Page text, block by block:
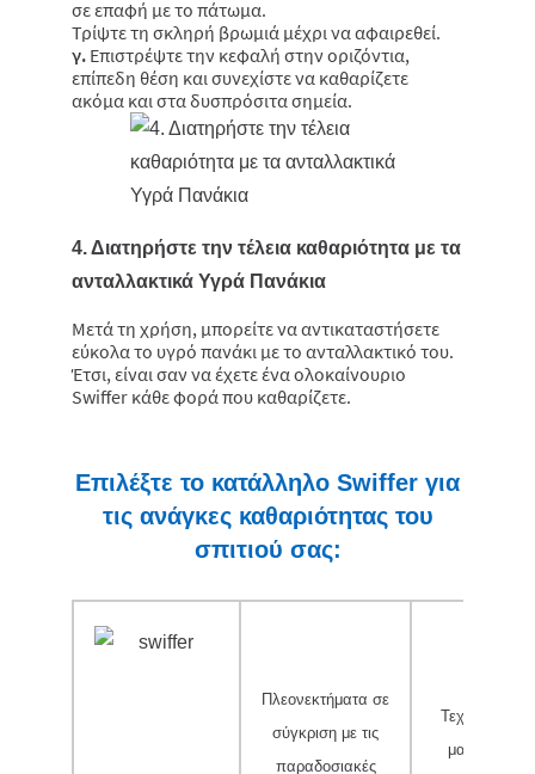
σε επαφή με το πάτωμα.
Τρίψτε τη σκληρή βρωμιά μέχρι να αφαιρεθεί.
γ. Επιστρέψτε την κεφαλή στην οριζόντια,
επίπεδη θέση και συνεχίστε να καθαρίζετε
ακόμα και στα δυσπρόσιτα σημεία.
4. Διατηρήστε την τέλεια καθαριότητα με τα
ανταλλακτικά Υγρά Πανάκια
Μετά τη χρήση, μπορείτε να αντικαταστήσετε
εύκολα το υγρό πανάκι με το ανταλλακτικό του.
Έτσι, είναι σαν να έχετε ένα ολοκαίνουριο
Swiffer κάθε φορά που καθαρίζετε.
Επιλέξτε το κατάλληλο Swiffer για
τις ανάγκες καθαριότητας του
σπιτιού σας:
Πλεονεκτήματα σε
σύγκριση με τις
παραδοσιακές
Τεχνολογία
μαγνητίζει